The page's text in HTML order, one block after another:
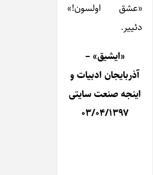
«عشق اولسون!»
دئییر.
«ایشیق» –
آذربایجان ادبیات و
اینجه صنعت سایتی
۰۳/۰۴/۱۳۹۷